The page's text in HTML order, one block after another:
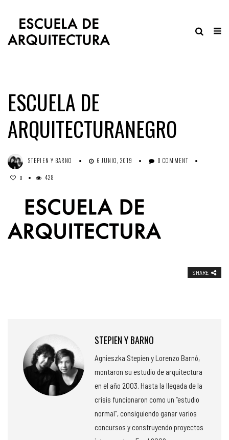
ESCUELA DE
ARQUITECTURANEGRO
STEPIEN Y BARNO 6 JUNIO, 2019 0 COMMENT
0 428
SHARE
STEPIEN Y BARNO
Agnieszka Stepien y Lorenzo Barnó,
montaron su estudio de arquitectura
en el año 2003. Hasta la llegada de la
crisis funcionaron como un “estudio
normal”, consiguiendo ganar varios
concursos y construyendo proyectos